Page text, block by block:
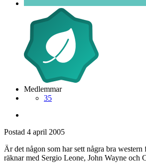
Medlemmar
35
Postad 4 april 2005
Är det någon som har sett några bra
räknar med Sergio Leone, John Wayne och